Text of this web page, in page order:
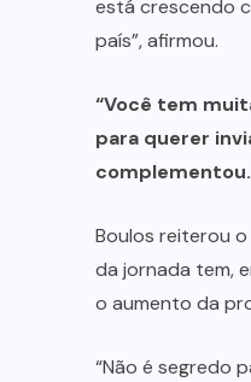
está crescendo
país”, afirmou.
“Você tem
para querer
complementou.
Boulos reiterou
da jornada tem,
o aumento da
“Não é segredo